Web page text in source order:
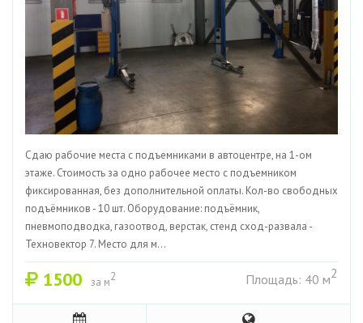
Сдаю рабочие места с подъемниками в автоцентре, на 1-ом
этаже. Стоимость за одно рабочее место с подъемником
фиксированная, без дополнительной оплаты. Кол-во свободных
подъёмников - 10 шт. Оборудование: подъёмник,
пневмоподводка, газоотвод, верстак, стенд сход-развала -
Техновектор 7. Место для м...
1500 за м2 Площадь: 40 м2